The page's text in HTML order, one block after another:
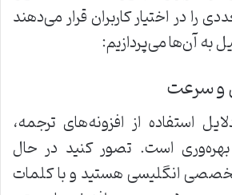
را در اختیار کاربران قرار می‌دهند
به آن‌ها می‌پردازیم:
و سرعت
استفاده از افزونه‌های ترجمه،
است. تصور کنید در حال
انگلیسی هستید و با کلمات